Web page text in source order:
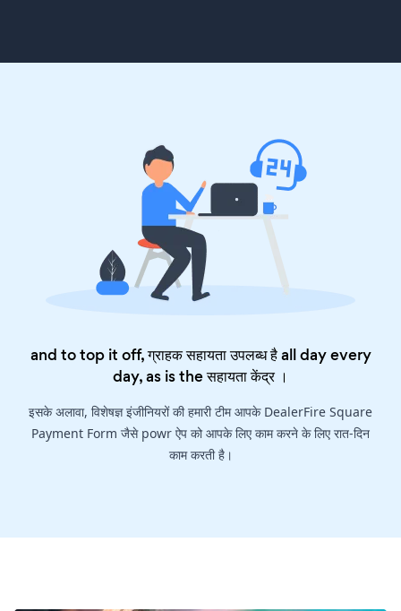
and to top it off, ग्राहक सहायता उपलब्ध है all day every
day, as is theसहायता केंद्र।
इसके अलावा, विशेषज्ञ इंजीनियरों की हमारी टीम आपके DealerFire Square
Payment Form जैसे powr ऐप को आपके लिए काम करने के लिए रात-दिन
काम करती है।